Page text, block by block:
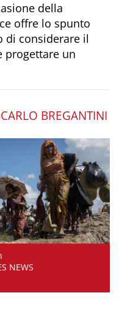
della
offre lo spunto
di considerare il
progettare un
BREGANTINI
NEWS